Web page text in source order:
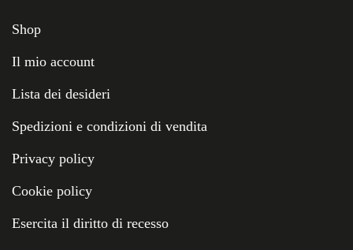
Shop
Il mio account
Lista dei desideri
Spedizioni e condizioni di vendita
Privacy policy
Cookie policy
Esercita il diritto di recesso